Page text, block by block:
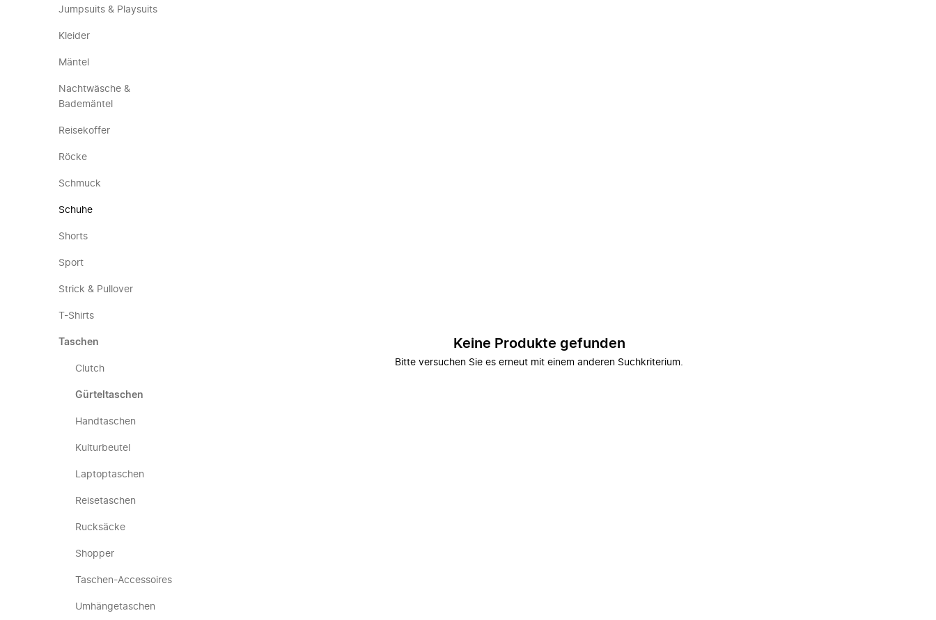
Jumpsuits & Playsuits
Kleider
Mäntel
Nachtwäsche &
Bademäntel
Reisekoffer
Röcke
Schmuck
Schuhe
Shorts
Sport
Strick & Pullover
T-Shirts
Taschen
Clutch
Gürteltaschen
Handtaschen
Kulturbeutel
Laptoptaschen
Reisetaschen
Rucksäcke
Shopper
Taschen-Accessoires
Umhängetaschen
Keine Produkte gefunden
Bitte versuchen Sie es erneut mit einem anderen Suchkriterium.